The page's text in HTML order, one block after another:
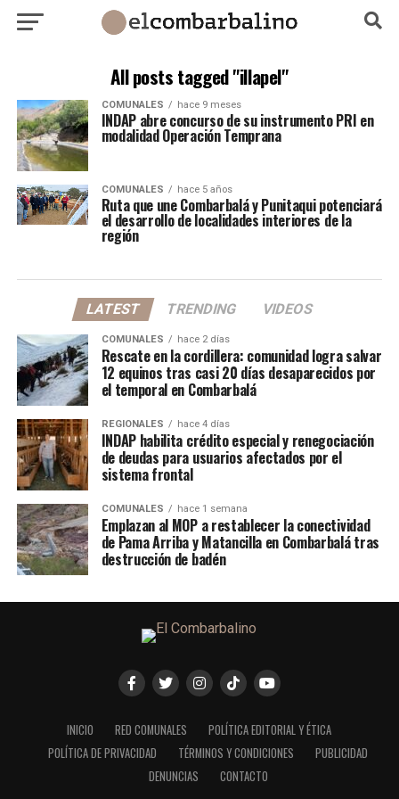
All posts tagged "illapel"
COMUNALES hace 9 meses
INDAP abre concurso de su instrumento PRI en
modalidad Operación Temprana
COMUNALES hace 5 años
Ruta que une Combarbalá y Punitaqui potenciará
el desarrollo de localidades interiores de la
región
LATEST TRENDING VIDEOS
COMUNALES hace 2 días
Rescate en la cordillera: comunidad logra salvar
12 equinos tras casi 20 días desaparecidos por
el temporal en Combarbalá
REGIONALES hace 4 días
INDAP habilita crédito especial y renegociación
de deudas para usuarios afectados por el
sistema frontal
COMUNALES hace 1 semana
Emplazan al MOP a restablecer la conectividad
de Pama Arriba y Matancilla en Combarbalá tras
destrucción de badén
INICIO RED COMUNALES
POLÍTICA EDITORIAL Y ÉTICA
POLÍTICA DE PRIVACIDAD
TÉRMINOS Y CONDICIONES
PUBLICIDAD
DENUNCIAS
CONTACTO